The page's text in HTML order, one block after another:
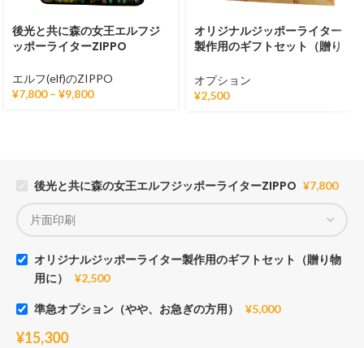
後光と共に森の女王エルフジ
ッポーライターZIPPO
エルフ(elf)のZIPPO
¥7,800 – ¥9,800
オリジナルジッポーライター
製作用のギフトセット（贈り
オプション
¥2,500
後光と共に森の女王エルフジッポーライターZIPPO ¥7,800
オリジナルジッポーライター製作用のギフトセット（贈り物
用に）
¥2,500
準急オプション（やや、お急ぎの方用） ¥5,000
¥15,300